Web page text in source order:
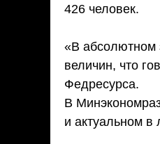
426 человек.
«В абсолютном
величин, что
Федресурса.
В
и актуальном в